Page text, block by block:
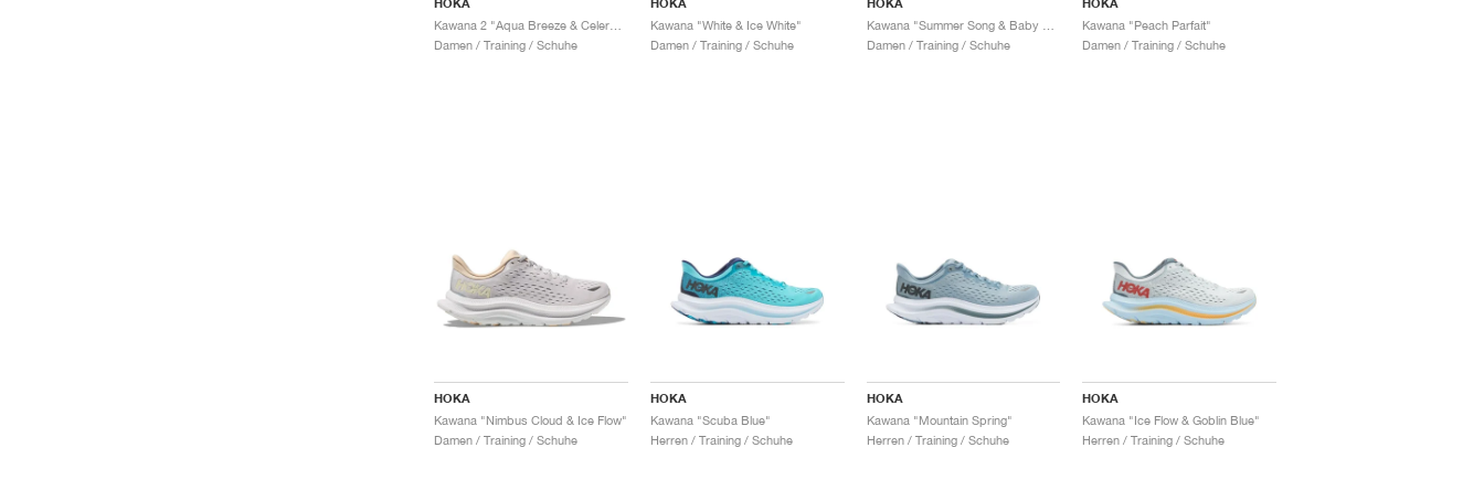
HOKA
Damen / Training / Schuhe
HOKA
Kawana "White & Ice White"
Damen / Training / Schuhe
HOKA
Damen / Training / Schuhe
HOKA
Kawana "Peach Parfait"
Damen / Training / Schuhe
HOKA
Kawana "Nimbus Cloud & Ice Flow"
Damen / Training / Schuhe
HOKA
Kawana "Scuba Blue"
Herren / Training / Schuhe
HOKA
Kawana "Mountain Spring"
Herren / Training / Schuhe
HOKA
Kawana "Ice Flow & Goblin Blue"
Herren / Training / Schuhe